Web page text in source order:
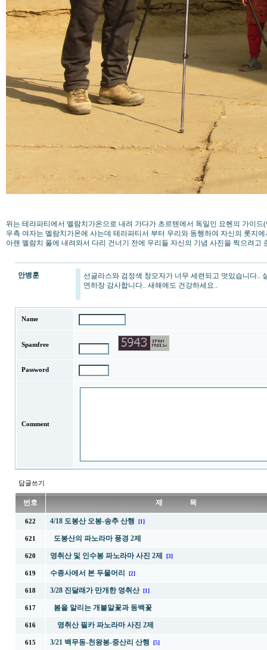
위는 테라파티에서 멜람치가온으로 내려 가다가 초르텐에서 독일인 요헨의 가이
우측 여자는 멜람치가온에 사는데 테라파티서 부터 우리와 동행하여 자신의 롯지
아랜 멜람치 풀에 내려와서 다리 건너기 전에 우리들 자신의 기념 사진을 찍으려
안병훈
선글라스와 검정색 창모자가 너무 세련되고 멋있습니다..
연하장 감사합니다.. 새해에도 건강하세요..
Name
Spamfree
Password
Comment
답글쓰기
번호 제 목
622 4/18 도봉산 오봉-송추 산행 [1]
621 도봉산의 파노라마 풍경 2제
620 영취산 및 인수봉 파노라마 사진 2제 [3]
619 수종사에서 본 두물머리 [2]
618 3/28 진달래가 만개한 영취산 [1]
617 봄을 알리는 개불알꽃과 동백꽃
616 영취산 필카 파노라마 사진 2제
615 3/21 백무동-천왕봉-중산리 산행 [5]